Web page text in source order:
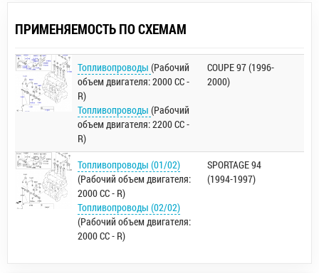
ПРИМЕНЯЕМОСТЬ ПО СХЕМАМ
Топливопроводы (Рабочий
объем двигателя: 2000 CC -
R)
Топливопроводы (Рабочий
объем двигателя: 2200 CC -
R)
COUPE 97 (1996-
2000)
Топливопроводы (01/02)
(Рабочий объем двигателя:
2000 CC - R)
Топливопроводы (02/02)
(Рабочий объем двигателя:
2000 CC - R)
SPORTAGE 94
(1994-1997)